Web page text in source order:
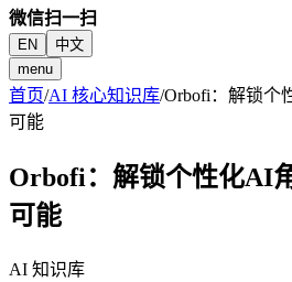
微信扫一扫
EN
中文
menu
首页/AI 核心知识库/Orbofi：解锁个
可能
Orbofi：解锁个性化AI
可能
AI 知识库